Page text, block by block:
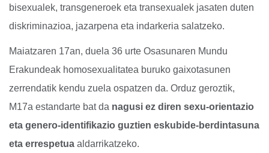
bisexualek, transgeneroek eta transexualek jasaten duten
diskriminazioa, jazarpena eta indarkeria salatzeko.
Maiatzaren 17an, duela 36 urte Osasunaren Mundu
Erakundeak homosexualitatea buruko gaixotasunen
zerrendatik kendu zuela ospatzen da. Orduz geroztik,
M17a estandarte bat da nagusi ez diren sexu-orientazio
eta genero-identifikazio guztien eskubide-berdintasuna
eta errespetua aldarrikatzeko.